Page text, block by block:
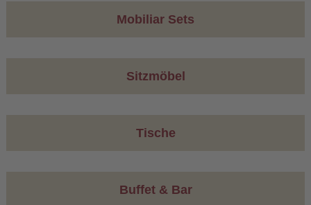
Mobiliar Sets
Sitzmöbel
Tische
Buffet & Bar